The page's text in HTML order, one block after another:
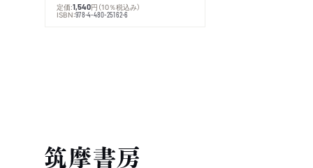
定価:1,540円 （10％税込み）
ISBN:978-4-480-25162-6